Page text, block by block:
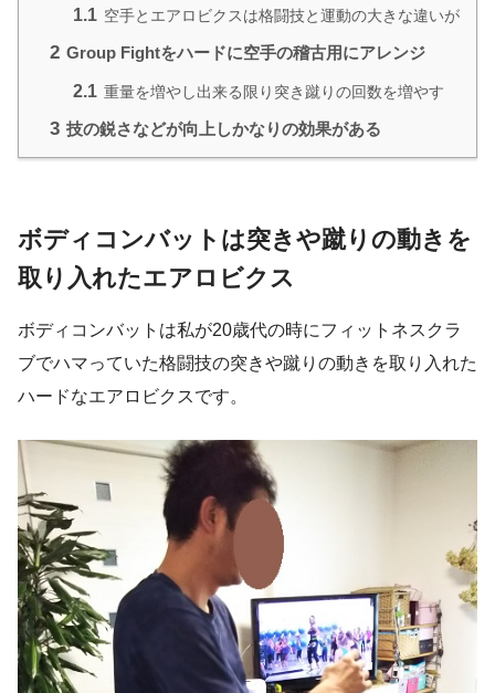
1.1 空手とエアロビクスは格闘技と運動の大きな違いが
2 Group Fightをハードに空手の稽古用にアレンジ
2.1 重量を増やし出来る限り突き蹴りの回数を増やす
3 技の鋭さなどが向上しかなりの効果がある
ボディコンバットは突きや蹴りの動きを
取り入れたエアロビクス
ボディコンバットは私が20歳代の時にフィットネスクラ
ブでハマっていた格闘技の突きや蹴りの動きを取り入れた
ハードなエアロビクスです。